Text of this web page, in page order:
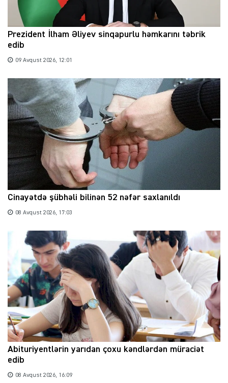
Prezident İlham Əliyev sinqapurlu həmkarını təbrik
edib
09 Avqust 2026, 12:01
Cinayətdə şübhəli bilinən 52 nəfər saxlanıldı
08 Avqust 2026, 17:03
Abituriyentlərin yarıdan çoxu kəndlərdən müraciət
edib
08 Avqust 2026, 16:09